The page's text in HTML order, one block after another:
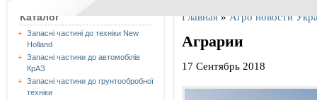
Каталог
Запасні частині до техніки New
Holland
Запасні частини до автомобілів
КрАЗ
Запасні частини до грунтообробної
техніки
Главная»Агро новости
Аграрии
17 Сентябрь 2018